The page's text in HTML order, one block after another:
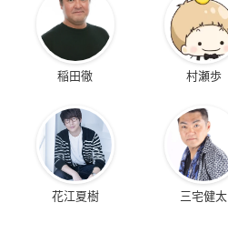
稲田徹 村瀬歩
花江夏樹 三宅健太